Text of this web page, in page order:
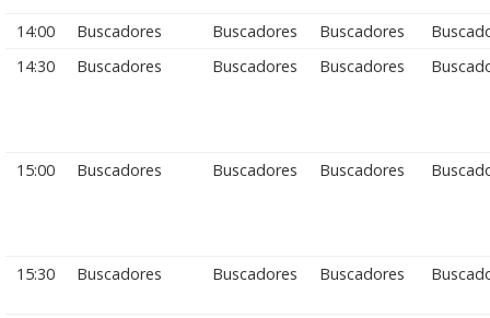
14:00 Buscadores Buscadores Buscadores
14:30
Buscadores Buscadores Buscadores
15:00 Buscadores Buscadores Buscadores
15:30 Buscadores Buscadores Buscadores